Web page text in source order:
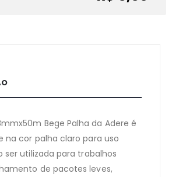
Bege Palha da Adere é
na cor palha claro para uso
ser utilizada para trabalhos
de pacotes leves,